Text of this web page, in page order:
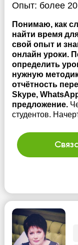
Опыт: более
Понимаю, как
найти время
свой опыт и
онлайн уроки.
определить
нужную
отчётность
Skype,
предложение.
студентов.